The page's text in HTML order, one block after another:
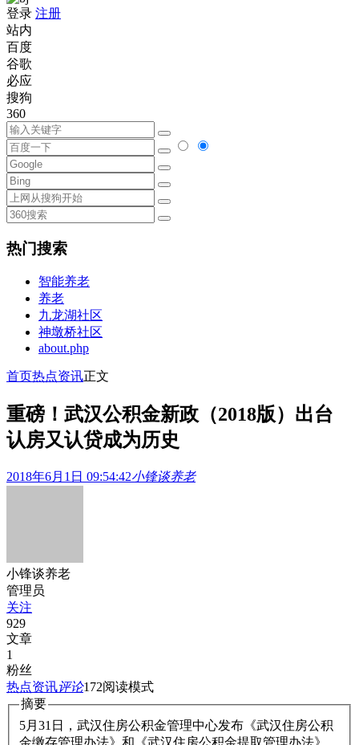
登录 注册
站内
百度
谷歌
必应
搜狗
360
热门搜索
智能养老
养老
九龙湖社区
神墩桥社区
about.php
首页热点资讯正文
重磅！武汉公积金新政（2018版）出台
认房又认贷成为历史
2018年6月1日 09:54:42小锋谈养老
小锋谈养老
管理员
关注
929
文章
1
粉丝
热点资讯评论172阅读模式
摘要
5月31日，武汉住房公积金管理中心发布《武汉住房公积
金缴存管理办法》和《武汉住房公积金提取管理办法》。